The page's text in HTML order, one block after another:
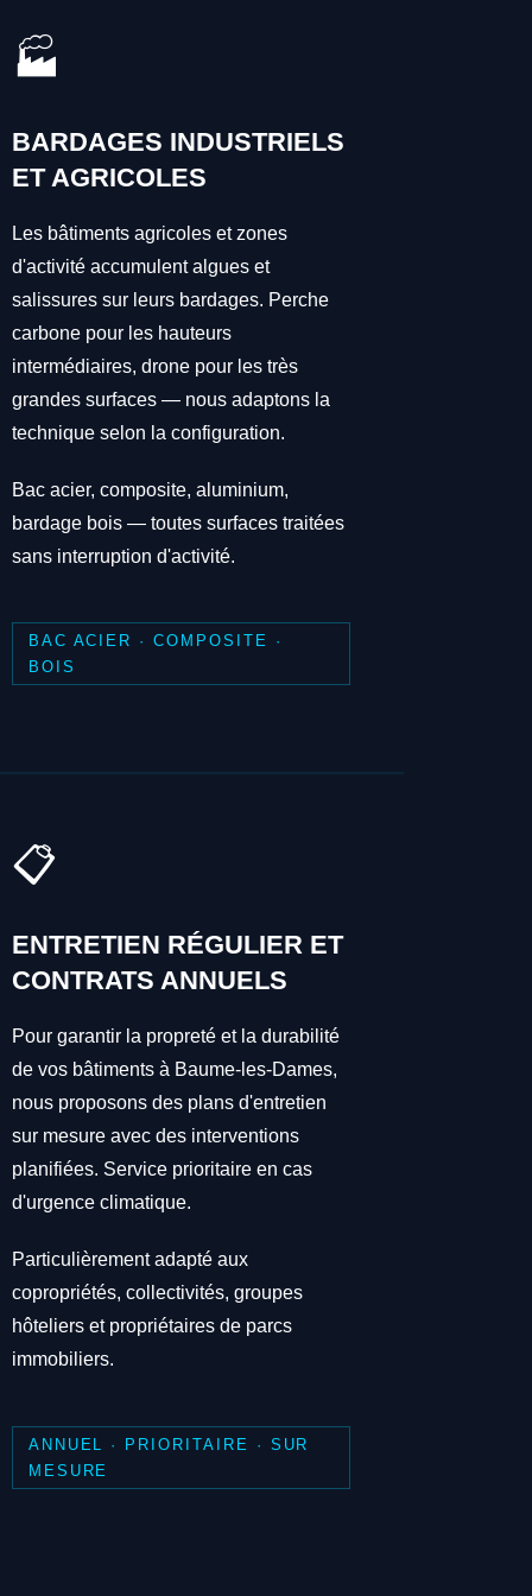
🏭
BARDAGES INDUSTRIELS
ET AGRICOLES
Les bâtiments agricoles et zones
d'activité accumulent algues et
salissures sur leurs bardages. Perche
carbone pour les hauteurs
intermédiaires, drone pour les très
grandes surfaces — nous adaptons la
technique selon la configuration.
Bac acier, composite, aluminium,
bardage bois — toutes surfaces traitées
sans interruption d'activité.
BAC ACIER · COMPOSITE ·
BOIS
📋
ENTRETIEN RÉGULIER ET
CONTRATS ANNUELS
Pour garantir la propreté et la durabilité
de vos bâtiments à Baume-les-Dames,
nous proposons des plans d'entretien
sur mesure avec des interventions
planifiées. Service prioritaire en cas
d'urgence climatique.
Particulièrement adapté aux
copropriétés, collectivités, groupes
hôteliers et propriétaires de parcs
immobiliers.
ANNUEL · PRIORITAIRE · SUR
MESURE